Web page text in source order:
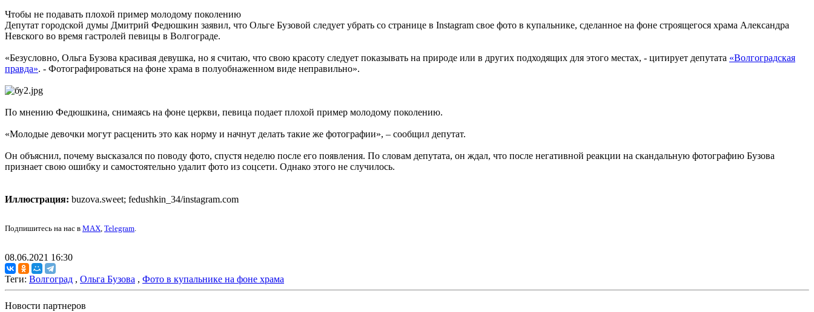
Чтобы не подавать плохой пример молодому поколению
Депутат городской думы Дмитрий Федюшкин заявил, что Ольге Бузовой следует убрать со странице в Instagram свое фото в купальнике, сделанное на фоне строящегося храма Александра
Невского во время гастролей певицы в Волгограде.
«Безусловно, Ольга Бузова красивая девушка, но я считаю, что свою красоту следует показывать на природе или в других подходящих для этого местах, - цитирует депутата «Волгоградская
правда». - Фотографироваться на фоне храма в полуобнаженном виде неправильно».
По мнению Федюшкина, снимаясь на фоне церкви, певица подает плохой пример молодому поколению.
«Молодые девочки могут расценить это как норму и начнут делать такие же фотографии», – сообщил депутат.
Он объяснил, почему высказался по поводу фото, спустя неделю после его появления. По словам депутата, он ждал, что после негативной реакции на скандальную фотографию Бузова
признает свою ошибку и самостоятельно удалит фото из соцсети. Однако этого не случилось.
Иллюстрация: buzova.sweet; fedushkin_34/instagram.com
Подпишитесь на нас в MAX, Telegram.
08.06.2021 16:30
Теги: Волгоград , Ольга Бузова , Фото в купальнике на фоне храма
Новости партнеров